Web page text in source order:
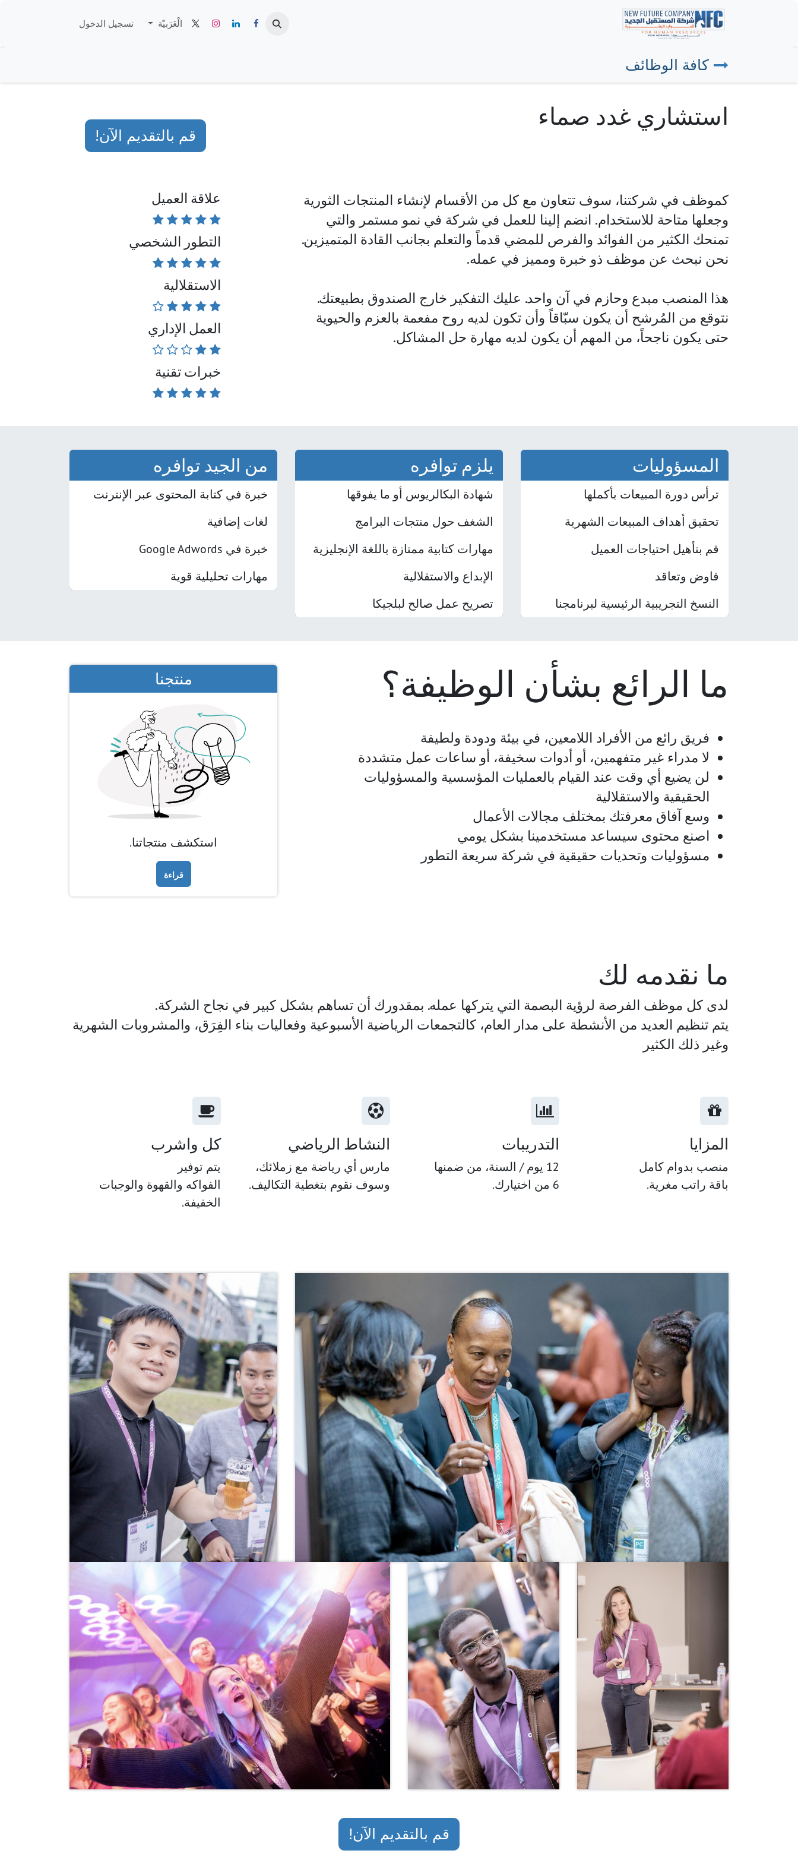
تخطي للذهاب إلى المحتوى
الْعَرَبيّة تسجيل الدخول
كافة الوظائف
استشاري غدد صماء
قم بالتقديم الآن!
كموظف في شركتنا، سوف تتعاون مع كل من الأقسام لإنشاء المنتجات الثورية
وجعلها متاحة للاستخدام. انضم إلينا للعمل في شركة في نمو مستمر والتي
تمنحك الكثير من الفوائد والفرص للمضي قدماً والتعلم بجانب القادة المتميزين.
نحن نبحث عن موظف ذو خبرة ومميز في عمله.
هذا المنصب مبدع وحازم في آن واحد. عليك التفكير خارج الصندوق بطبيعتك.
نتوقع من المُرشح أن يكون سبّاقاً وأن تكون لديه روح مفعمة بالعزم والحيوية
حتى يكون ناجحاً، من المهم أن يكون لديه مهارة حل المشاكل.
علاقة العميل
التطور الشخصي
الاستقلالية
العمل الإداري
خبرات تقنية
المسؤوليات
ترأس دورة المبيعات بأكملها
تحقيق أهداف المبيعات الشهرية
قم بتأهيل احتياجات العميل
فاوض وتعاقد
النسخ التجريبية الرئيسية لبرنامجنا
يلزم توافره
شهادة البكالريوس أو ما يفوقها
الشغف حول منتجات البرامج
مهارات كتابية ممتازة باللغة الإنجليزية
الإبداع والاستقلالية
تصريح عمل صالح لبلجيكا
من الجيد توافره
خبرة في كتابة المحتوى عبر الإنترنت
لغات إضافية
خبرة في Google Adwords
مهارات تحليلية قوية
ما الرائع بشأن الوظيفة؟
فريق رائع من الأفراد اللامعين، في بيئة ودودة ولطيفة
لا مدراء غير متفهمين، أو أدوات سخيفة، أو ساعات عمل متشددة
لن يضيع أي وقت عند القيام بالعمليات المؤسسية والمسؤوليات
الحقيقية والاستقلالية
وسع آفاق معرفتك بمختلف مجالات الأعمال
اصنع محتوى سيساعد مستخدمينا بشكل يومي
مسؤوليات وتحديات حقيقية في شركة سريعة التطور
منتجنا
استكشف منتجاتنا.
قراءة
ما نقدمه لك
لدى كل موظف الفرصة لرؤية البصمة التي يتركها عمله. بمقدورك أن تساهم بشكل كبير في نجاح الشركة.
يتم تنظيم العديد من الأنشطة على مدار العام، كالتجمعات الرياضية الأسبوعية وفعاليات بناء الفِرَق، والمشروبات الشهرية
وغير ذلك الكثير
المزايا
منصب بدوام كامل
باقة راتب مغرية.
التدريبات
12 يوم / السنة، من ضمنها
6 من اختيارك.
النشاط الرياضي
مارس أي رياضة مع زملائك،
وسوف نقوم بتغطية التكاليف.
كل واشرب
يتم توفير
الفواكه والقهوة والوجبات
الخفيفة.
قم بالتقديم الآن!